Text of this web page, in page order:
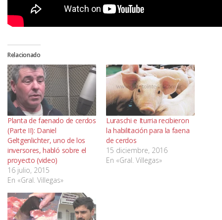
Relacionado
Planta de faenado de cerdos
(Parte II): Daniel
Geltgenlichter, uno de los
inversores, habló sobre el
proyecto (video)
16 julio, 2015
En «Gral. Villegas»
Luraschi e Iturria recibieron
la habilitación para la faena
de cerdos
15 diciembre, 2016
En «Gral. Villegas»